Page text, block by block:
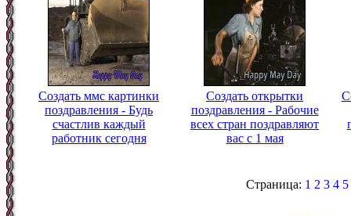
Создать ммс картинки
поздравления - Будь
счастлив каждый
работник сегодня
Создать открытки
поздравления - Рабочие
всех стран поздравляют
вас с 1 мая
Страница: 1 2 3 4 5